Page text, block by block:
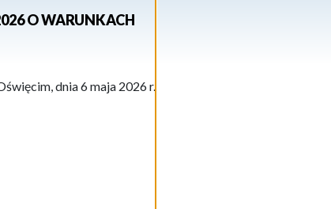
O WARUNKACH
dnia 6 maja 2026 r.